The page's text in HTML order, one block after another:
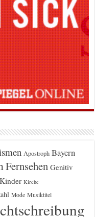
Apostroph Bayern
Fernsehen Genitiv
Kinder Kirche
Mode Musiktitel